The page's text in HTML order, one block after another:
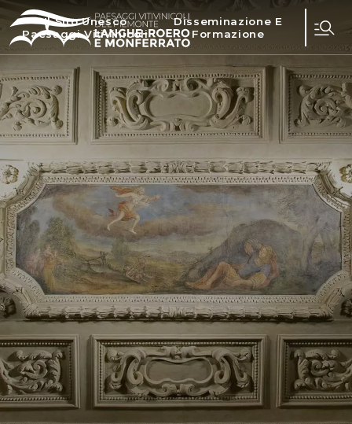
Il Sito Unesco
Paesaggi Vitivinicoli
Disseminazione E
Formazione